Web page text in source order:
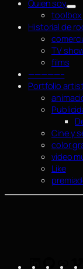
Quien soy
toolbox
Historial de
TV
films
—————–
Portfolio
Cine y
color
video
Like